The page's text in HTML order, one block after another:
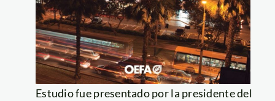
Estudio fue presentado por la presidente del